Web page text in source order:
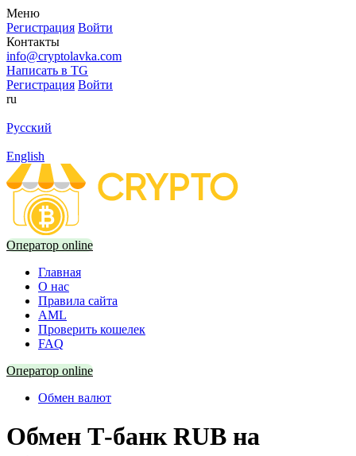
Меню
Регистрация Войти
Контакты
info@cryptolavka.com
Написать в TG
Регистрация Войти
ru
Русский
English
Оператор online
Главная
О нас
Правила сайта
AML
Проверить кошелек
FAQ
Оператор online
Обмен валют
Обмен Т-банк RUB на